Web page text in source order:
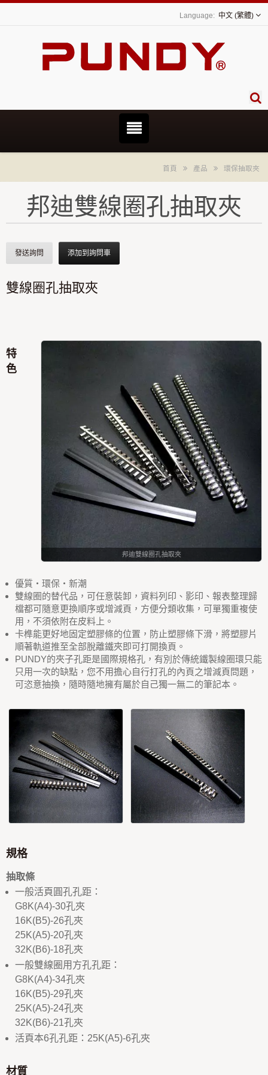
中文 (繁體)
首頁 產品 環保抽取夾
邦迪雙線圈孔抽取夾
發送詢問 添加到詢問車
雙線圈孔抽取夾
邦迪雙線圈孔抽取夾
特
色
優質‧環保‧新潮
雙線圈的替代品，可任意裝卸，資料列印、影印、報表整理歸
檔都可隨意更換順序或增減頁，方便分類收集，可單獨重複使
用，不須依附在皮料上。
卡榫能更好地固定塑膠條的位置，防止塑膠條下滑，將塑膠片
順著軌道推至全部脫離鐵夾即可打開換頁。
PUNDY的夾子孔距是國際規格孔，有別於傳統鐵製線圈環只能
只用一次的缺點，您不用擔心自行打孔的內頁之增減頁問題，
可恣意抽換，隨時隨地擁有屬於自己獨一無二的筆記本。
規格
抽取條
一般活頁圓孔孔距：
G8K(A4)-30孔夾
16K(B5)-26孔夾
25K(A5)-20孔夾
32K(B6)-18孔夾
一般雙線圈用方孔孔距：
G8K(A4)-34孔夾
16K(B5)-29孔夾
25K(A5)-24孔夾
32K(B6)-21孔夾
活頁本6孔孔距：25K(A5)-6孔夾
材質